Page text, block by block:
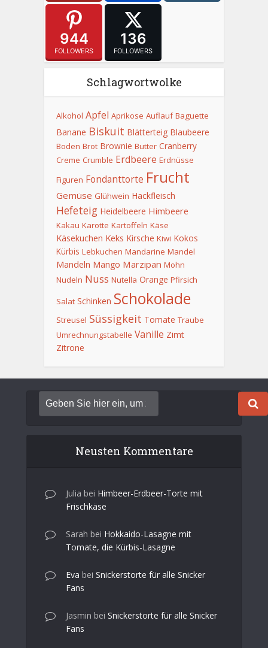
944
FOLLOWERS
136
FOLLOWERS
Schlagwortwolke
Alkohol Apfel Aprikose Auflauf Baguette
Banane Biskuit Blätterteig Blaubeere
Boden Brot Brownie Butter Cranberry
Creme Crumble Erdbeere Erdnüsse
Figuren Fondanttorte Frucht
Gemüse Glühwein Hackfleisch
Hefeteig Heidelbeere Himbeere
Kakau Karotte Kartoffeln Käse
Käsekuchen Keks Kirsche Kiwi Kokos
Kürbis Lebkuchen Mandarine Mandel
Mandeln Mango Marzipan Mohn
Nudeln Nuss Nutella Orange Pfirsich
Salat Schinken Schokolade
Streusel Süssigkeit Tomate Traube
Umrechnungstabelle Vanille Zimt
Zitrone
Neusten Kommentare
Julia bei Himbeer-Erdbeer-Torte mit
Frischkäse
Sarah bei Hokkaido-Lasagne mit
Tomate, die Kürbis-Lasagne
Eva bei Snickerstorte für alle Snicker
Fans
Jasmin bei Snickerstorte für alle Snicker
Fans